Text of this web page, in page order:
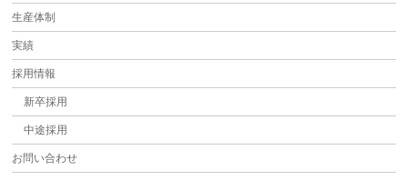
生産体制
実績
採用情報
新卒採用
中途採用
お問い合わせ